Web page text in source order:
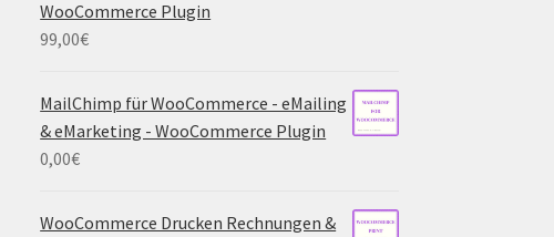
WooCommerce Plugin
99,00€
MailChimp für WooCommerce - eMailing
& eMarketing - WooCommerce Plugin
0,00€
WooCommerce Drucken Rechnungen &